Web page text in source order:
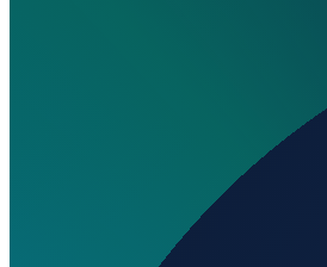
Wo liegt Aeródrome de Arcones?